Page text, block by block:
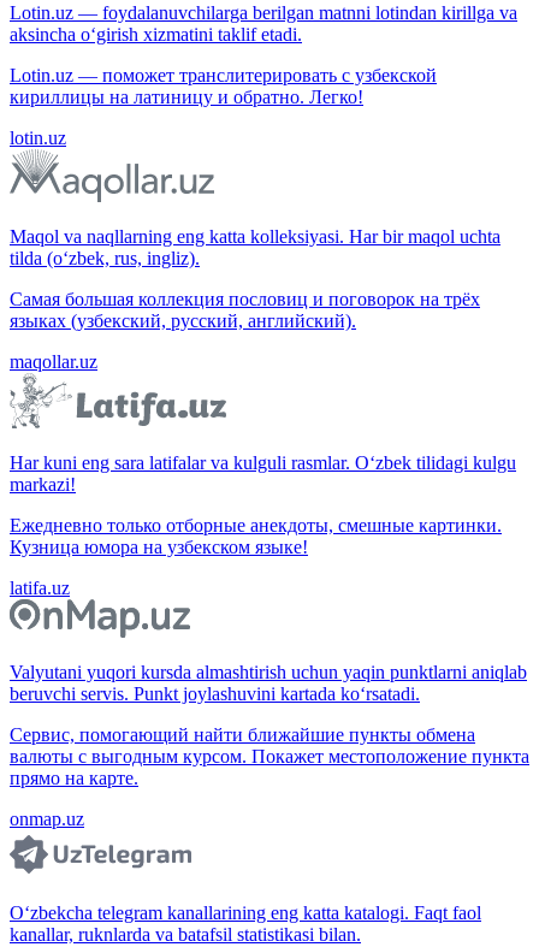
Lotin.uz — foydalanuvchilarga berilgan matnni lotindan kirillga va
aksincha o‘girish xizmatini taklif etadi.
Lotin.uz — поможет транслитерировать с узбекской
кириллицы на латиницу и обратно. Легко!
lotin.uz
Maqol va naqllarning eng katta kolleksiyasi. Har bir maqol uchta
tilda (o‘zbek, rus, ingliz).
Самая большая коллекция пословиц и поговорок на трёх
языках (узбекский, русский, английский).
maqollar.uz
Har kuni eng sara latifalar va kulguli rasmlar. O‘zbek tilidagi kulgu
markazi!
Ежедневно только отборные анекдоты, смешные картинки.
Кузница юмора на узбекском языке!
latifa.uz
Valyutani yuqori kursda almashtirish uchun yaqin punktlarni aniqlab
beruvchi servis. Punkt joylashuvini kartada ko‘rsatadi.
Сервис, помогающий найти ближайшие пункты обмена
валюты с выгодным курсом. Покажет местоположение пункта
прямо на карте.
onmap.uz
O‘zbekcha telegram kanallarining eng katta katalogi. Faqt faol
kanallar, ruknlarda va batafsil statistikasi bilan.